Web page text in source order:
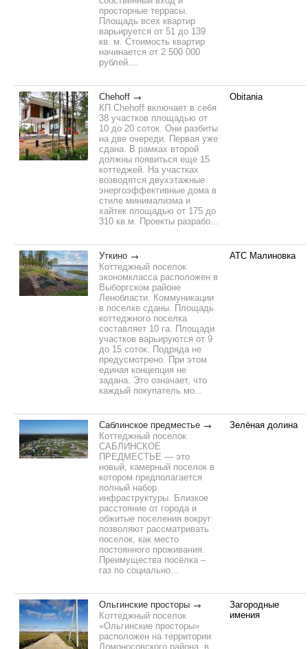
просторные террасы.
Площадь всех квартир
варьируется от 51 до 139
кв. м. Стоимость квартир
начинается от 2 500 000
рублей....
Chehoff
КП Chehoff включает в себя
38 участков площадью от
10 до 20 соток. Они разбиты
на две очереди. Первая уже
сдана. В рамках второй
должны появиться еще 15
коттеджей. На участках
возводятся двухэтажные
энергоэффективные дома в
стиле минимализма и
хайтек площадью от 175 до
310 кв.м. Проекты разрабо...
Obitania
Уткино
Коттеджный поселок
экономкласса расположен в
Выборгском районе
Ленобласти. Коммуникации
в поселке сданы. Площадь
коттеджного поселка
составляет 10 га. Площади
участков варьируются от 9
до 15 соток. Подряда не
предусмотрено. При этом
единая концепция не
задана. Это означает, что
каждый покупатель мо...
АТС Малиновка
Саблинское предместье
Коттеджный поселок
САБЛИНСКОЕ
ПРЕДМЕСТЬЕ — это
новый, камерный поселок в
котором предполагается
полный набор
инфраструктуры. Близкое
расстояние от города и
обжитые поселения вокруг
позволяют рассматривать
поселок, как место
постоянного проживания.
Преимущества посёлка –
газ по социально...
Зелёная долина
Ольгинские просторы
Коттеджный поселок
«Ольгинские просторы»
расположен на территории
Ломоносовского района, в
Загородные
имения